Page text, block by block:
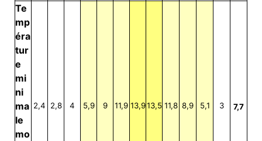
Te
mp
éra
tur
e
mi
ni
ma
le
mo
2,4 2,8 4 5,9 9 11,9 13,913,5 11,8 8,9 5,1 3 7,7